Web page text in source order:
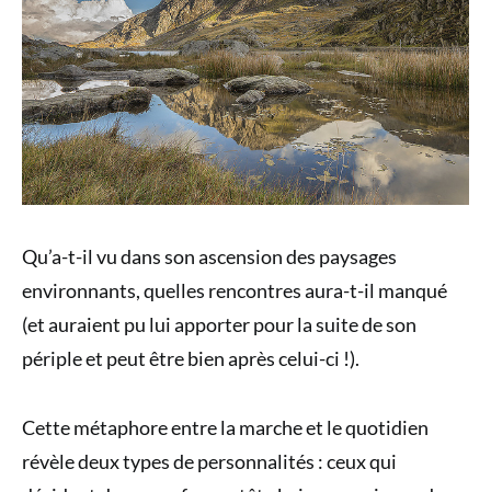
Qu’a-t-il vu dans son ascension des paysages
environnants, quelles rencontres aura-t-il manqué
(et auraient pu lui apporter pour la suite de son
périple et peut être bien après celui-ci !).
Cette métaphore entre la marche et le quotidien
révèle deux types de personnalités : ceux qui